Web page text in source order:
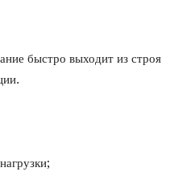
быстро выходит из строя